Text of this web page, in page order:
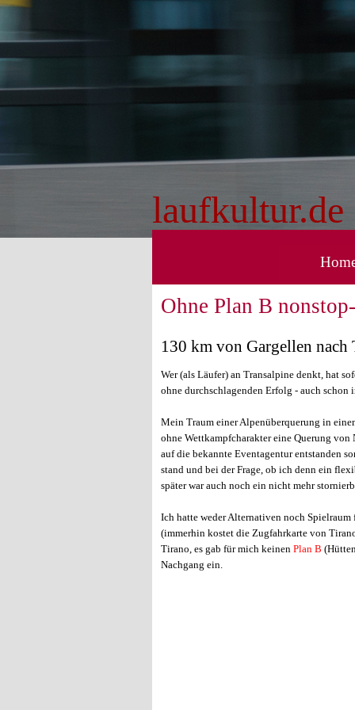
Direkt zum Seiteninhalt
laufkultur.de
Ohne Plan B
130 km von Gargellen nach
Wer (als Läufer) an Transalpine denkt, hat
ohne durchschlagenden Erfolg - auch
Mein Traum einer Alpenüberquerung in
ohne Wettkampfcharakter eine Querung
auf die bekannte Eventagentur entstanden
stand und bei der Frage, ob ich denn ein
später war auch noch ein nicht mehr
Ich hatte weder Alternativen noch
(immerhin kostet die Zugfahrkarte von
Tirano, es gab für mich keinenPlan B
Nachgang ein.